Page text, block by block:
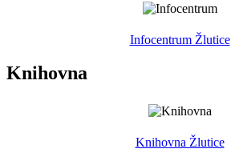
Infocentrum Žlutice
Knihovna
Knihovna Žlutice